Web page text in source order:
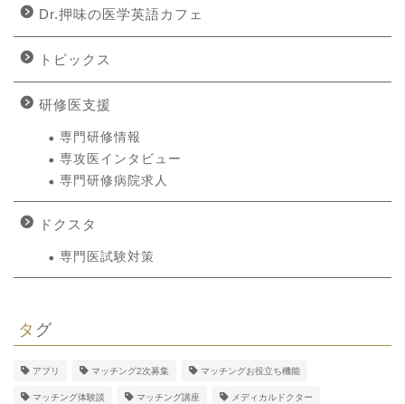
Dr.押味の医学英語カフェ
トピックス
研修医支援
専門研修情報
専攻医インタビュー
専門研修病院求人
ドクスタ
専門医試験対策
タグ
アプリ マッチング2次募集 マッチングお役立ち機能
マッチング体験談 マッチング講座 メディカルドクター